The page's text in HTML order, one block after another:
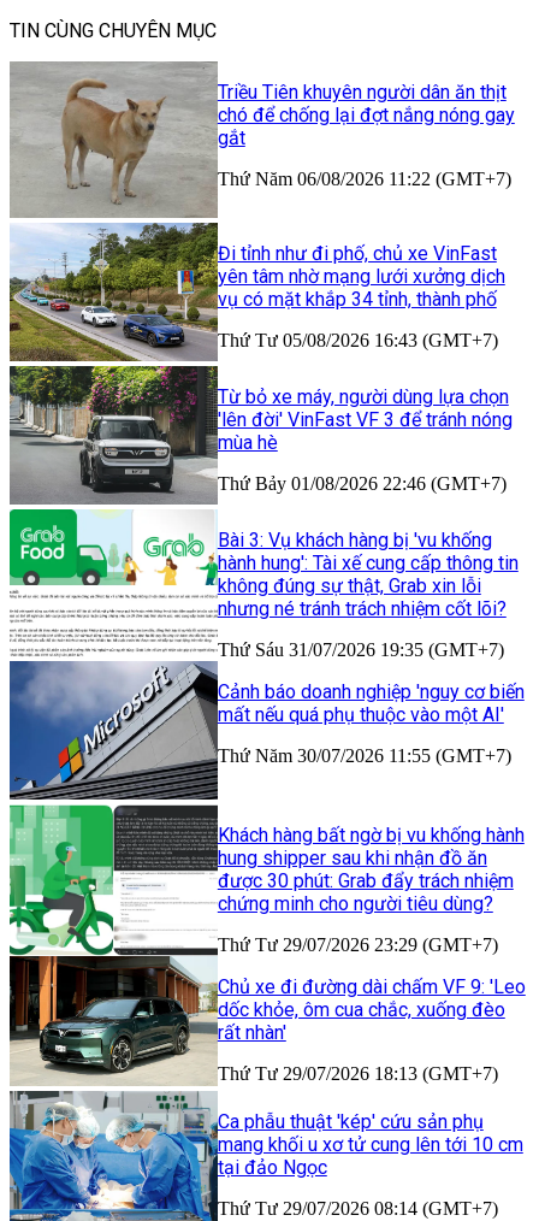
TIN CÙNG CHUYÊN MỤC
Triều Tiên khuyên người dân ăn thịt
chó để chống lại đợt nắng nóng gay
gắt
Thứ Năm 06/08/2026 11:22 (GMT+7)
Đi tỉnh như đi phố, chủ xe VinFast
yên tâm nhờ mạng lưới xưởng dịch
vụ có mặt khắp 34 tỉnh, thành phố
Thứ Tư 05/08/2026 16:43 (GMT+7)
Từ bỏ xe máy, người dùng lựa chọn
'lên đời' VinFast VF 3 để tránh nóng
mùa hè
Thứ Bảy 01/08/2026 22:46 (GMT+7)
Bài 3: Vụ khách hàng bị 'vu khống
hành hung': Tài xế cung cấp thông tin
không đúng sự thật, Grab xin lỗi
nhưng né tránh trách nhiệm cốt lõi?
Thứ Sáu 31/07/2026 19:35 (GMT+7)
Cảnh báo doanh nghiệp 'nguy cơ biến
mất nếu quá phụ thuộc vào một AI'
Thứ Năm 30/07/2026 11:55 (GMT+7)
Khách hàng bất ngờ bị vu khống hành
hung shipper sau khi nhận đồ ăn
được 30 phút: Grab đẩy trách nhiệm
chứng minh cho người tiêu dùng?
Thứ Tư 29/07/2026 23:29 (GMT+7)
Chủ xe đi đường dài chấm VF 9: 'Leo
dốc khỏe, ôm cua chắc, xuống đèo
rất nhàn'
Thứ Tư 29/07/2026 18:13 (GMT+7)
Ca phẫu thuật 'kép' cứu sản phụ
mang khối u xơ tử cung lên tới 10 cm
tại đảo Ngọc
Thứ Tư 29/07/2026 08:14 (GMT+7)